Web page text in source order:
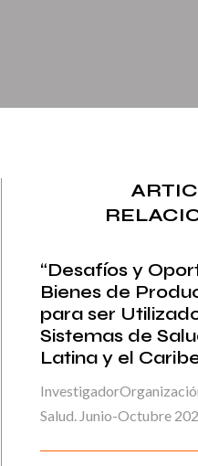
“Desafíos y
Bienes de
para ser
Sistemas de
Latina y el
Salud. Junio-Octubre